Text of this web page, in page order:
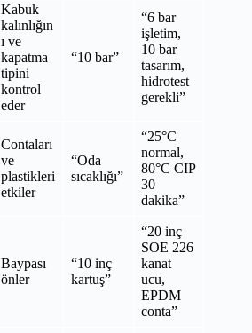
Kabuk
kalınlığın
ı ve
kapatma
tipini
kontrol
eder
“10 bar”
“6 bar
işletim,
10 bar
tasarım,
hidrotest
gerekli”
Contaları
ve
plastikleri
etkiler
“Oda
sıcaklığı”
“25°C
normal,
80°C CIP
30
dakika”
Baypası
önler
“10 inç
kartuş”
“20 inç
SOE 226
kanat
ucu,
EPDM
conta”